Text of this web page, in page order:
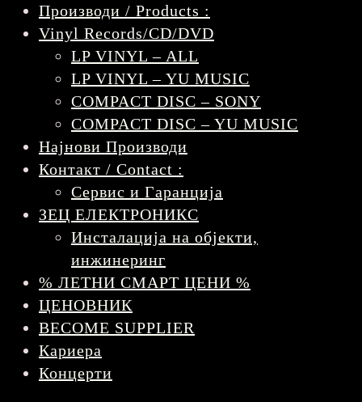
Производи / Products :
Vinyl Records/CD/DVD
LP VINYL – ALL
LP VINYL – YU MUSIC
COMPACT DISC – SONY
COMPACT DISC – YU MUSIC
Најнови Производи
Контакт / Contact :
Сервис и Гаранција
ЗЕЦ ЕЛЕКТРОНИКС
Инсталација на објекти,
инжинеринг
% ЛЕТНИ СМАРТ ЦЕНИ %
ЦЕНОВНИК
BECOME SUPPLIER
Кариера
Концерти